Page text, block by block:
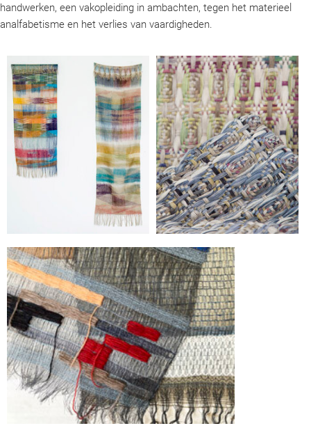
handwerken, een vakopleiding in ambachten, tegen het materieel
analfabetisme en het verlies van vaardigheden.